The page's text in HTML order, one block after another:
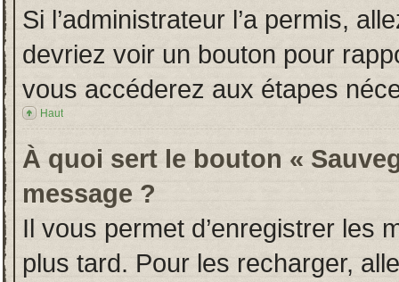
Si l’administrateur l’a permis,
devriez voir un bouton pour
vous accéderez aux étapes
Haut
À quoi sert le bouton «
message ?
Il vous permet d’enregistrer les
plus tard. Pour les recharger,